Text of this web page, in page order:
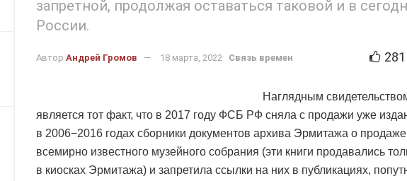
запретной, продолжая оставаться таковой и в
России.
Автор Андрей Громов 18 марта, 2022 Связь времен 281
Наглядным
является тот факт, что в 2017 году ФСБ РФ сняла с продажи уже
в 2006−2016 годах сборники документов архива Эрмитажа о продаже
всемирно известного музейного собрания (эти книги продавались
в киосках Эрмитажа) и запретила ссылки на них в публикациях,